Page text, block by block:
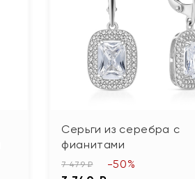
Серьги из серебра с
фианитами
7 479 ₽ -50%